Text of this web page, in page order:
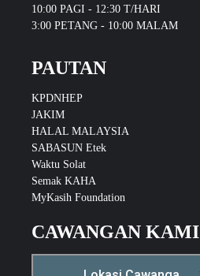
10:00 PAGI - 12:30 T/HARI
3:00 PETANG - 10:00 MALAM
PAUTAN
KPDNHEP
JAKIM
HALAL MALAYSIA
SABASUN Etek
Waktu Solat
Semak KAHA
MyKasih Foundation
CAWANGAN KAMI